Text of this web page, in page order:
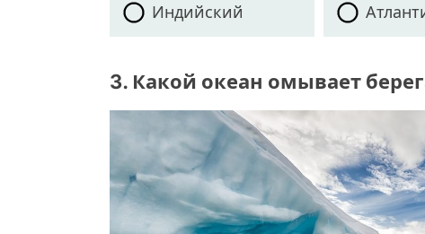
Индийский
3. Какой океан омывает